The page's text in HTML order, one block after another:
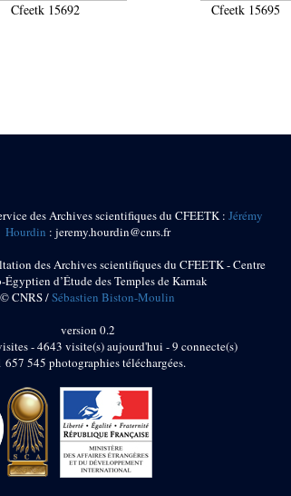
Cfeetk 15692 Cfeetk 15695
des Archives scientifiques du CFEETK :Jérémy
Hourdin : jeremy.hourdin@cnrs.fr
des Archives scientifiques du CFEETK - Centre
Égyptien d’Étude des Temples de Karnak
© CNRS /Sébastien Biston-Moulin
version 0.2
- 4643 visite(s) aujourd'hui - 9 connecte(s)
657 545 photographies téléchargées.